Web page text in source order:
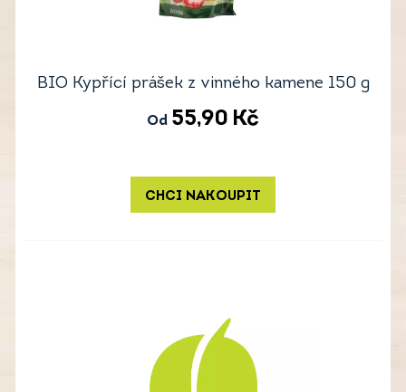
BIO Kypřící prášek z vinného kamene 150 g
Od 55,90 Kč
CHCI NAKOUPIT